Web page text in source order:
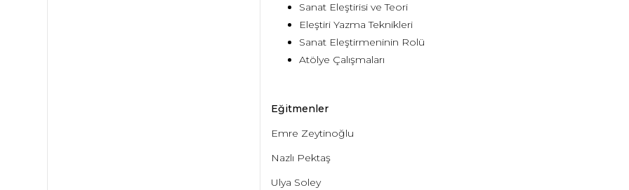
Sanat Eleştirisi ve Teori
Eleştiri Yazma Teknikleri
Sanat Eleştirmeninin Rolü
Atölye Çalışmaları
Eğitmenler
Emre Zeytinoğlu
Nazlı Pektaş
Ulya Soley